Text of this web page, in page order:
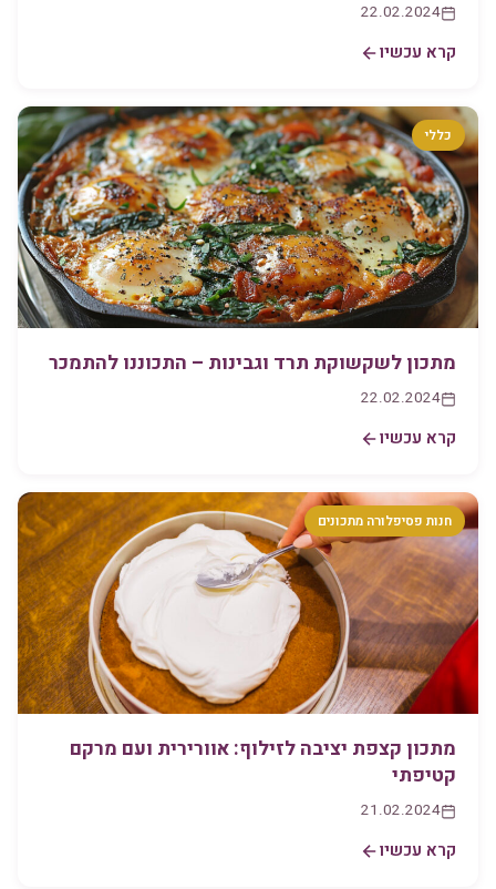
22.02.2024
קרא עכשיו
כללי
מתכון לשקשוקת תרד וגבינות – התכוננו להתמכר
22.02.2024
קרא עכשיו
חנות פסיפלורה מתכונים
מתכון קצפת יציבה לזילוף: אוורירית ועם מרקם
קטיפתי
21.02.2024
קרא עכשיו